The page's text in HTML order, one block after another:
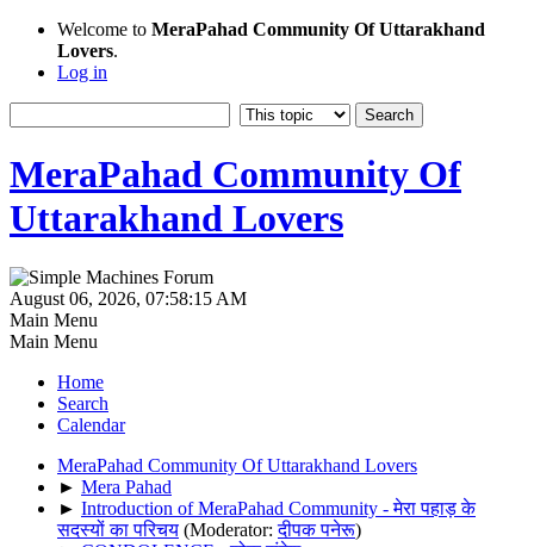
Welcome to MeraPahad Community Of Uttarakhand
Lovers.
Log in
MeraPahad Community Of
Uttarakhand Lovers
August 06, 2026, 07:58:15 AM
Main Menu
Main Menu
Home
Search
Calendar
MeraPahad Community Of Uttarakhand Lovers
► Mera Pahad
► Introduction of MeraPahad Community - मेरा पहाड़ के
सदस्यों का परिचय (Moderator:दीपक पनेरू)